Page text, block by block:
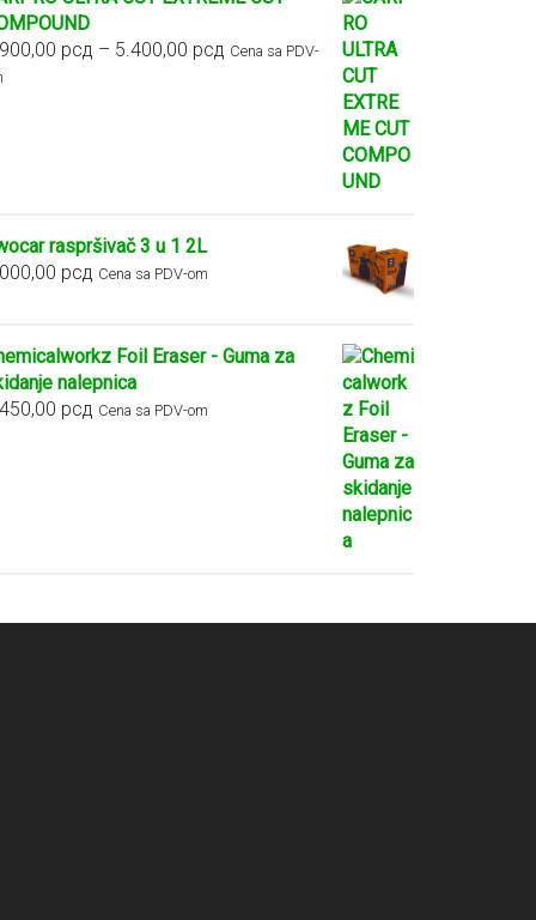
рсд – 5.400,00 рсд Raspon
Cena sa PDV-
raspršivač 3 u 1 2L
рсд Cena sa PDV-om
Foil Eraser - Guma za
nalepnica
рсд Cena sa PDV-om